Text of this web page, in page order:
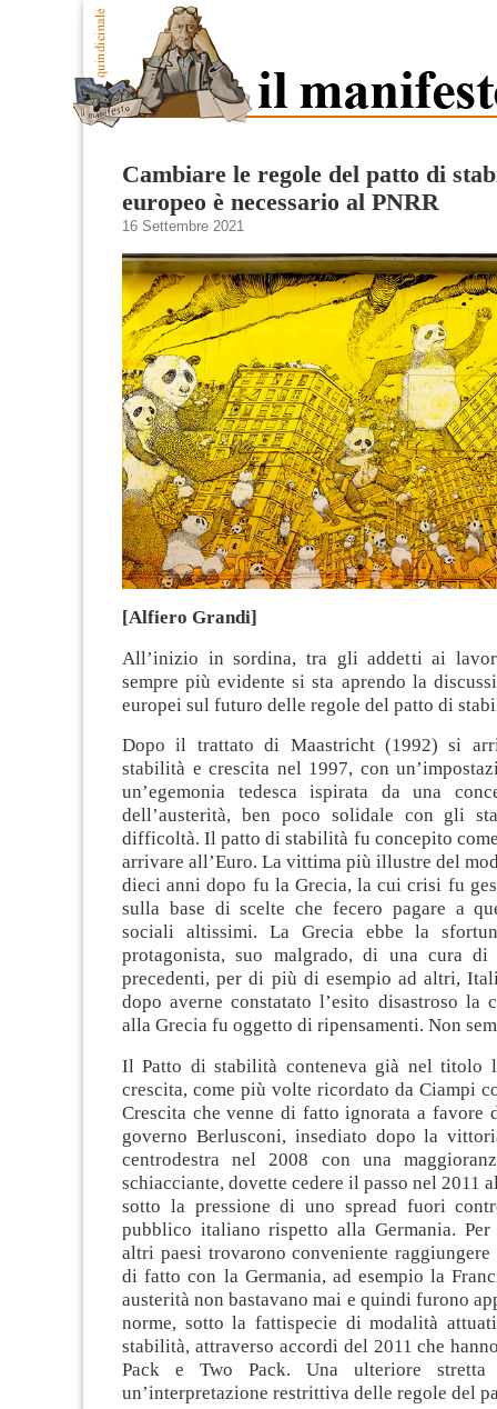
Cambiare le regole del patto di
europeo è necessario al PNRR
16 Settembre 2021
[Alfiero Grandi]
All’inizio in sordina, tra gli addetti ai
sempre più evidente si sta aprendo la
europei sul futuro delle regole del patto di
Dopo il trattato di Maastricht (1992) si
stabilità e crescita nel 1997, con
un’egemonia tedesca ispirata da una
dell’austerità, ben poco solidale con gli
difficoltà. Il patto di stabilità fu concepito
arrivare all’Euro. La vittima più illustre del
dieci anni dopo fu la Grecia, la cui crisi fu
sulla base di scelte che fecero pagare a
sociali altissimi. La Grecia ebbe la
protagonista, suo malgrado, di una cura di
precedenti, per di più di esempio ad altri,
dopo averne constatato l’esito disastroso la
alla Grecia fu oggetto di ripensamenti. Non
Il Patto di stabilità conteneva già nel titolo
crescita, come più volte ricordato da Ciampi
Crescita che venne di fatto ignorata a favore
governo Berlusconi, insediato dopo la
centrodestra nel 2008 con una
schiacciante, dovette cedere il passo nel 2011
sotto la pressione di uno spread fuori
pubblico italiano rispetto alla Germania.
altri paesi trovarono conveniente
di fatto con la Germania, ad esempio la
austerità non bastavano mai e quindi furono
norme, sotto la fattispecie di modalità
stabilità, attraverso accordi del 2011 che
Pack e Two Pack. Una ulteriore
un’interpretazione restrittiva delle regole del